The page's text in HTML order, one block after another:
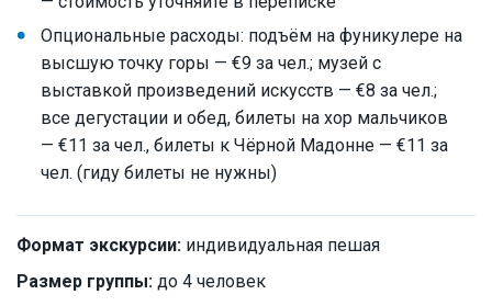
Опциональные расходы: подъём на фуникулере на
высшую точку горы — €9 за чел.; музей с
выставкой произведений искусств — €8 за чел.;
все дегустации и обед, билеты на хор мальчиков
— €11 за чел., билеты к Чёрной Мадонне — €11 за
чел. (гиду билеты не нужны)
Формат экскурсии: индивидуальная пешая
Размер группы: до 4 человек